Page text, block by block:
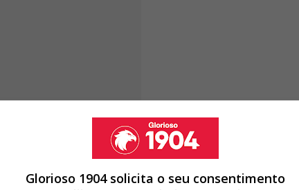
entrevistas que foram dadas nas televisões, e
uma debandada, mas não foi uma debandada.
frente e um vice-presidente há três
em discordância com o que estava a ser
do Benfica.
Glorioso 1904 solicita o seu consentimento